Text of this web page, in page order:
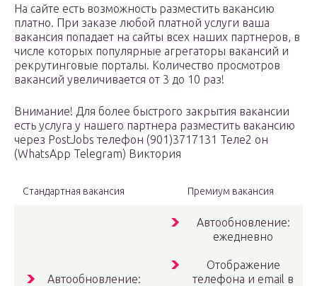
На сайте есть возможность разместить вакансию
платно. При заказе любой платной услуги ваша
вакансия попадает на сайты всех наших партнеров, в
числе которых популярные агрегаторы вакансий и
рекрутинговые порталы. Количество просмотров
вакансий увеличивается от 3 до 10 раз!
Внимание! Для более быстрого закрытия вакансии
есть услуга у нашего партнера разместить вакансию
через PostJobs телефон (901)3717131 Теле2 он
(WhatsApp Telegram) Виктория
Стандартная вакансия Премиум вакансия
Автообновление:
Автообновление:
ежедневно
Отображение
телефона и email в